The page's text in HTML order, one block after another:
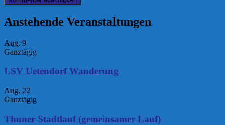
Anstehende Veranstaltungen
Aug. 9
Ganztägig
LSV Uetendorf Wanderung
Aug. 22
Ganztägig
Thuner Stadtlauf (gemeinsamer Lauf)